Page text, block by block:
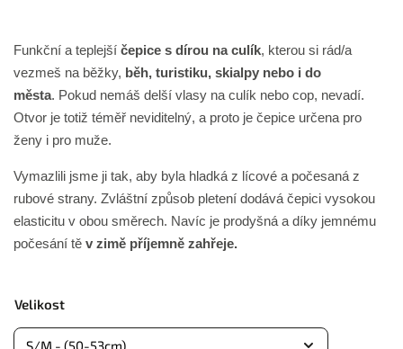
Funkční a teplejší čepice s dírou na culík, kterou si rád/a
vezmeš na běžky, běh, turistiku, skialpy nebo i do
města. Pokud nemáš delší vlasy na culík nebo cop, nevadí.
Otvor je totiž téměř neviditelný, a proto je čepice určena pro
ženy i pro muže.
Vymazlili jsme ji tak, aby byla hladká z lícové a počesaná z
rubové strany. Zvláštní způsob pletení dodává čepici vysokou
elasticitu v obou směrech. Navíc je prodyšná a díky jemnému
počesání tě v zimě příjemně zahřeje.
Velikost